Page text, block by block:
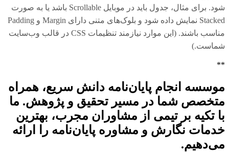
شود. برای مثال، جدول باید در موبایل Scrollable باشد یا به صورت
Stacked نمایش داده شود و بلوک‌های متنی دارای Margin و Padding
مناسب باشند. (این موارد نیازمند تنظیمات CSS در قالب وب‌سایت
شماست.)
**
موسسه انجام پایان‌نامه دانش سریع، همراه
متخصص شما در مسیر تحقیق و پژوهش. ما
با تکیه بر تیمی از مشاوران مجرب، بهترین
خدمات نگارش و مشاوره پایان‌نامه را ارائه
می‌دهیم.